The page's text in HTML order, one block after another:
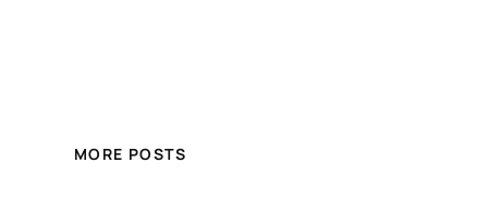
MORE POSTS